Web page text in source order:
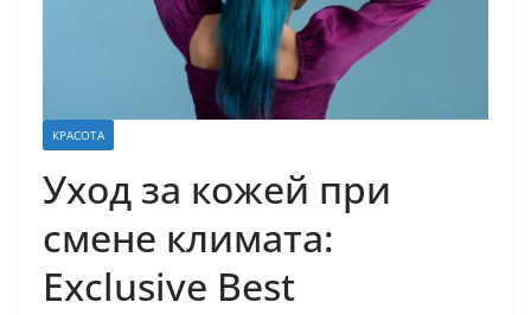
КРАСОТА
Уход за кожей при
смене климата:
Exclusive Best